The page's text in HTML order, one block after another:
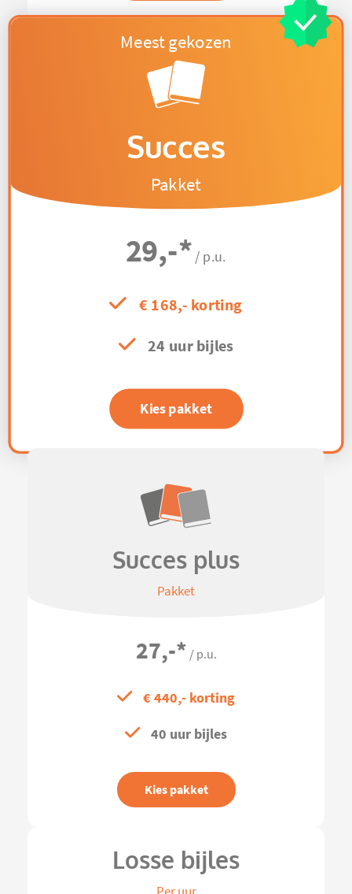
Succes
Pakket
29,-* / p.u.
€ 168,- korting
24 uur bijles
Kies pakket
Succes plus
Pakket
27,-* / p.u.
€ 440,- korting
40 uur bijles
Kies pakket
Losse bijles